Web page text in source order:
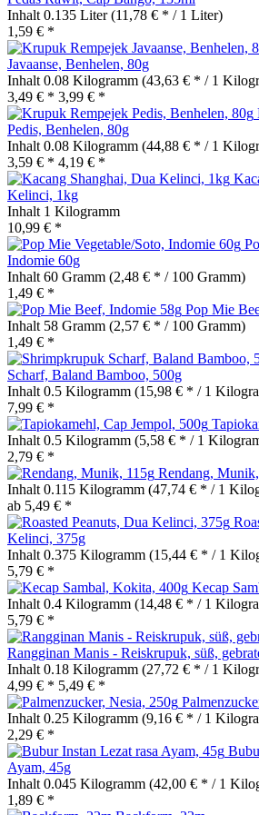
Inhalt 0.135 Liter(11,78 € * / 1 Liter)
1,59 € *
Javaanse, Benhelen, 80g
Inhalt 0.08 Kilogramm (43,63 € * / 1
3,49 € * 3,99 € *
Pedis, Benhelen, 80g
Inhalt 0.08 Kilogramm (44,88 € * / 1
3,59 € * 4,19 € *
Kelinci, 1kg
Inhalt 1 Kilogramm
10,99 € *
Indomie 60g
Inhalt 60 Gramm (2,48 € * / 100 Gramm)
1,49 € *
Pop Mie
Inhalt 58 Gramm (2,57 € * / 100 Gramm)
1,49 € *
Scharf, Baland Bamboo, 500g
Inhalt 0.5 Kilogramm (15,98 € * / 1
7,99 € *
Inhalt 0.5 Kilogramm (5,58 € * / 1
2,79 € *
Rendang,
Inhalt 0.115 Kilogramm (47,74 € * / 1
ab 5,49 € *
Kelinci, 375g
Inhalt 0.375 Kilogramm (15,44 € * / 1
5,79 € *
Kecap
Inhalt 0.4 Kilogramm (14,48 € * / 1
5,79 € *
Rangginan Manis - Reiskrupuk, süß,
Inhalt 0.18 Kilogramm (27,72 € * / 1
4,99 € * 5,49 € *
Inhalt 0.25 Kilogramm (9,16 € * / 1
2,29 € *
Ayam, 45g
Inhalt 0.045 Kilogramm (42,00 € * / 1
1,89 € *